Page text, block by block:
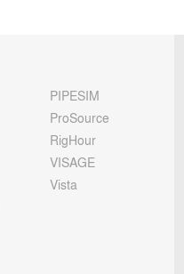
PIPESIM
ProSource
RigHour
VISAGE
Vista